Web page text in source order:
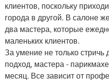
клиентов, поскольку
города в другой. В салоне
два мастера, которые
маленьких клиентов.
За умение не только стричь
подход, мастера -
месяц. Все зависит от